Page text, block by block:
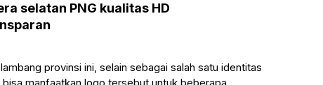
selatan PNG kualitas HD
provinsi ini, selain sebagai salah satu identitas